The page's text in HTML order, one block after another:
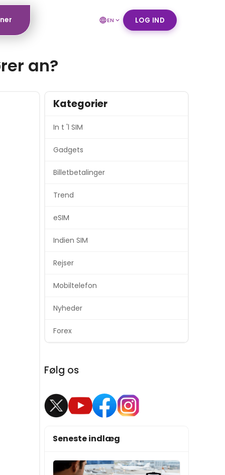
EN LOG IND
an?
Kategorier
In t 'l SIM
Gadgets
Billetbetalinger
Trend
eSIM
Indien SIM
Rejser
Mobiltelefon
Nyheder
Forex
Følg os
Seneste indlæg